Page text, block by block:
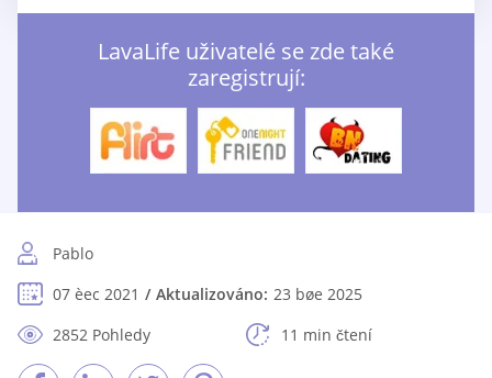
LavaLife uživatelé se zde také
zaregistrují:
Pablo
07 èec 2021
Aktualizováno: 23 bøe 2025
2852 Pohledy
11 min čtení